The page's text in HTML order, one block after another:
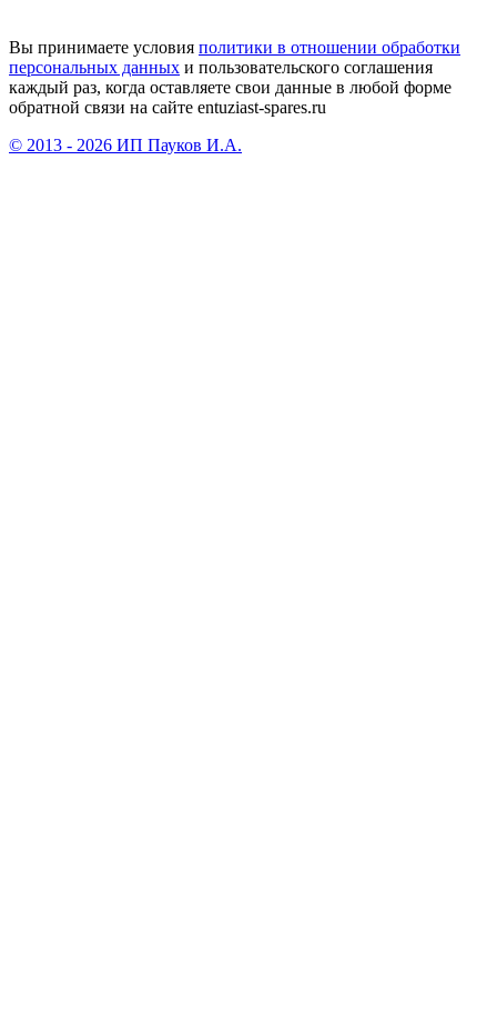
Вы принимаете условия политики в отношении обработки
персональных данных и пользовательского соглашения
каждый раз, когда оставляете свои данные в любой форме
обратной связи на сайте entuziast-spares.ru
© 2013 - 2026 ИП Пауков И.А.